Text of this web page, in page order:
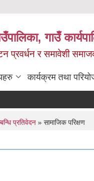
गाउँ
प्रवर्धन र समावेशी
कार्यक्रम तथा
प्रतिवेदन » सामाजिक परिक्षण